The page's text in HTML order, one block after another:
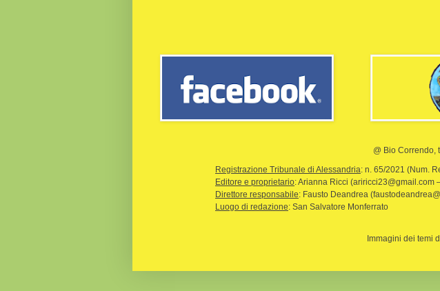
@ Bio Correndo,
Registrazione Tribunale di Alessandria: n. 65/2021 (Num.
Editore e proprietario: Arianna Ricci (ariricci23@gmail.com
Direttore responsabile: Fausto Deandrea
Luogo di redazione: San Salvatore Monferrato
Immagini dei temi